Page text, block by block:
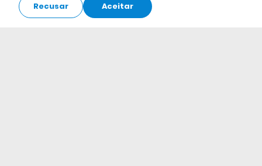
A blindagem dos perfis contra intempéries
Recusar Aceitar